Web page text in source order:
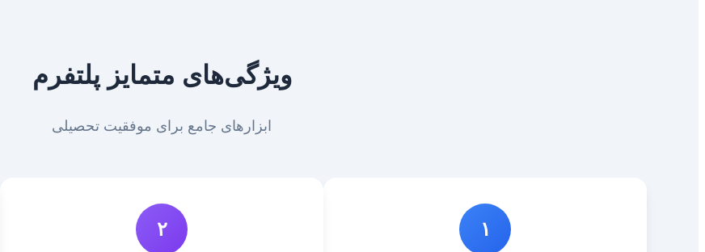
ویژگی‌های متمایز پلتفرم
ابزارهای جامع برای موفقیت تحصیلی
۱ ۲